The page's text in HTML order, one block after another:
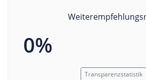
0%
Transparenzstatistik